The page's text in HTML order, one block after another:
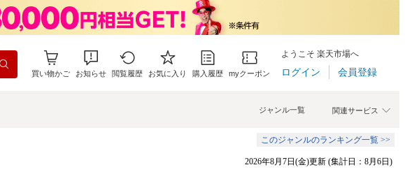
買い物かご お知らせ 閲覧履歴 お気に入り 購入履歴 myクーポン
ようこそ 楽天市場へ
ログイン 会員登録
関連サービス
ジャンル一覧
このジャンルのランキング一覧 >>
2026年8月7日(金)更新 (集計日：8月6日)